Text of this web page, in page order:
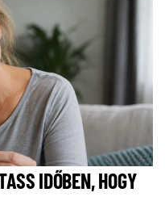
IDŐBEN, HOGY